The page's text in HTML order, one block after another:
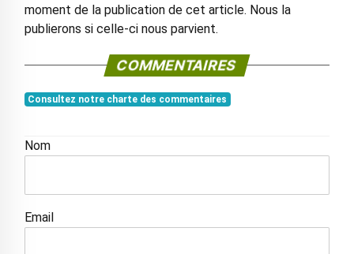
moment de la publication de cet article. Nous la
publierons si celle-ci nous parvient.
COMMENTAIRES
Consultez notre charte des commentaires
Nom
Email